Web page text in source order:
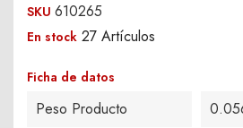
SKU 610265
En stock 27 Artículos
Ficha de datos
Peso Producto